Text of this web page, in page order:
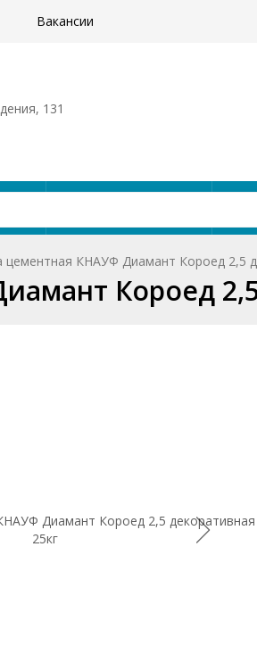
Вакансии
131
цементная КНАУФ Диамант Короед 2,5
Короед